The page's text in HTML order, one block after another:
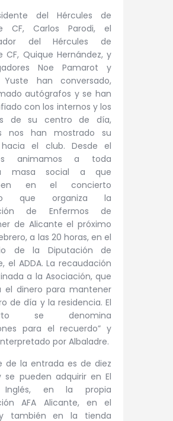
del Hércules de
CF, Carlos Parodi, el
del Hércules de
CF, Quique Hernández, y
Noe Pamarot y
Yuste han conversado,
autógrafos y se han
con los internos y los
de su centro de día,
nos han mostrado su
el club. Desde el
animamos a toda
masa social a que
en el concierto
que organiza la
de Enfermos de
de Alicante el próximo
a las 20 horas, en el
de la Diputación de
el ADDA. La recaudación
a la Asociación, que
el dinero para mantener
de día y la residencia. El
se denomina
para el recuerdo” y
por Albaladre.
de la entrada es de diez
se pueden adquirir en El
Inglés, en la propia
AFA Alicante, en el
y también en la tienda